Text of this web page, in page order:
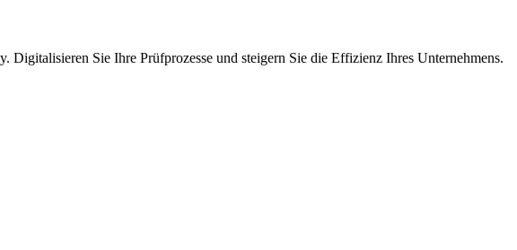
Digitalisieren Sie Ihre Prüfprozesse und steigern Sie die Effizienz Ihres Unternehmens.